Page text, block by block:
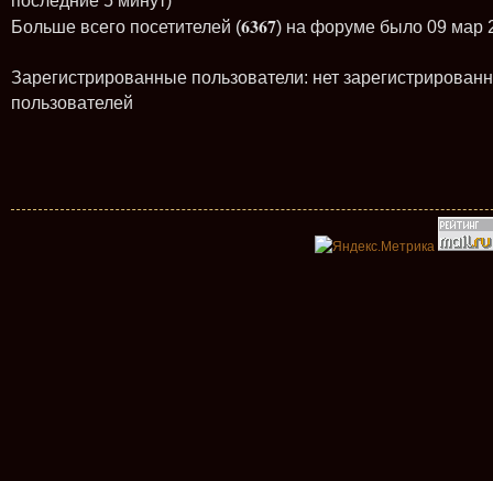
Больше всего посетителей (6367) на форуме было 09 мар
Зарегистрированные пользователи: нет
пользователей